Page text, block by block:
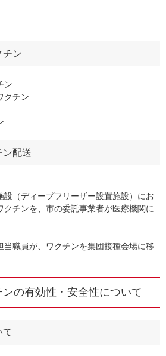
チン
ン
クチン
ン配送
設（ディープフリーザー設置施設）にお
クチンを、市の委託事業者が医療機関に
当職員が、ワクチンを集団接種会場に移
の有効性・安全性について
て